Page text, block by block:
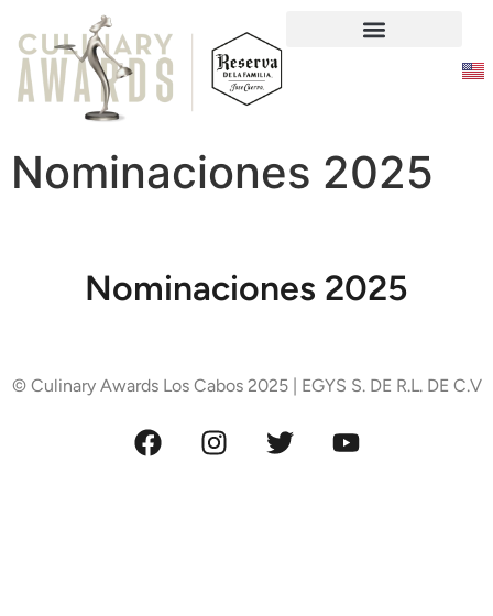
Nominaciones 2025
Nominaciones 2025
© Culinary Awards Los Cabos 2025 | EGYS S. DE R.L. DE C.V